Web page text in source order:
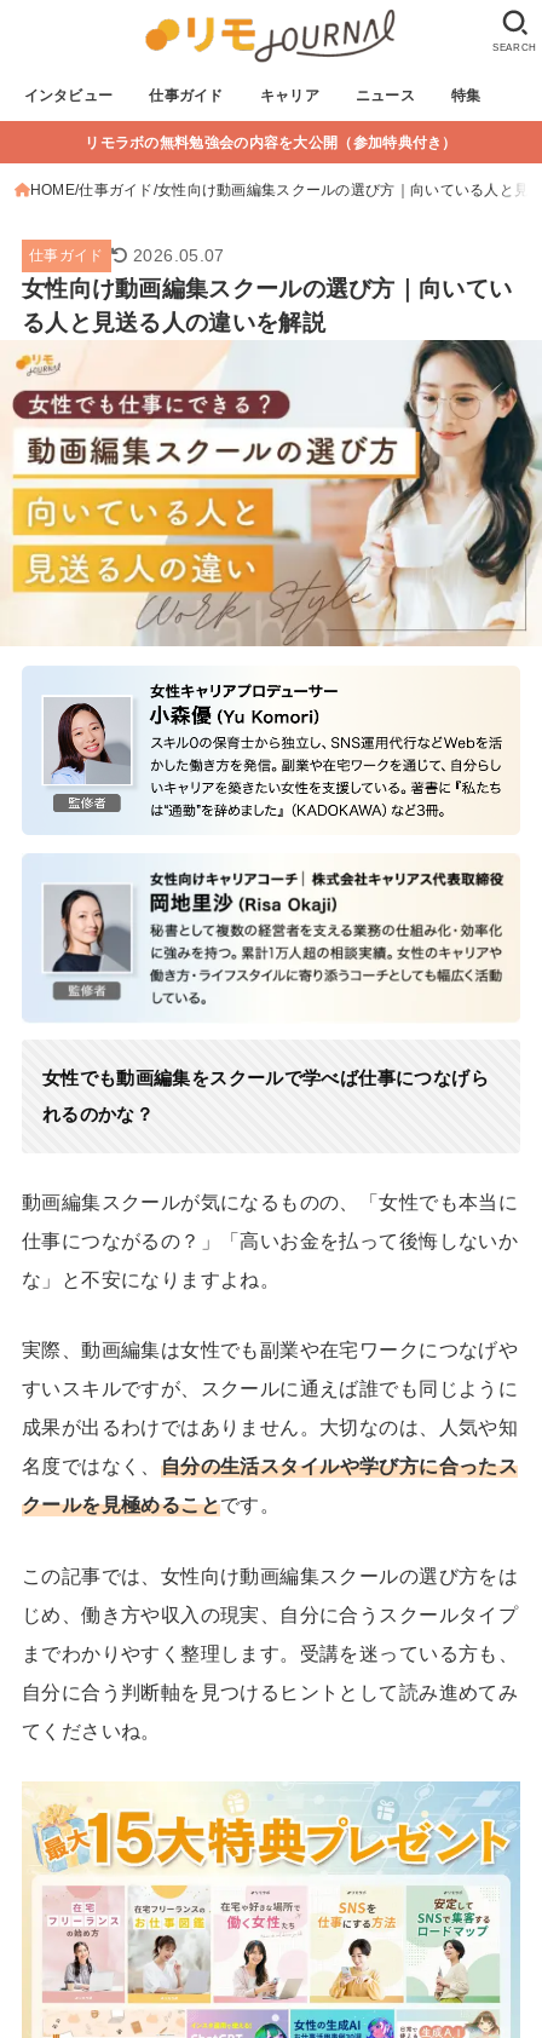
インタビュー 仕事ガイド キャリア ニュース 特集
SEARCH
リモラボの無料勉強会の内容を大公開（参加特典付き）
HOME 仕事ガイド 女性向け動画編集スクールの選び方｜向いている人と見
仕事ガイド 2026.05.07
女性向け動画編集スクールの選び方｜向いてい
る人と見送る人の違いを解説
女性でも動画編集をスクールで学べば仕事につなげら
れるのかな？
動画編集スクールが気になるものの、「女性でも本当に
仕事につながるの？」「高いお金を払って後悔しないか
な」と不安になりますよね。
実際、動画編集は女性でも副業や在宅ワークにつなげや
すいスキルですが、スクールに通えば誰でも同じように
成果が出るわけではありません。大切なのは、人気や知
名度ではなく、 自分の生活スタイルや学び方に合ったス
クールを見極めることです。
この記事では、女性向け動画編集スクールの選び方をは
じめ、働き方や収入の現実、自分に合うスクールタイプ
までわかりやすく整理します。受講を迷っている方も、
自分に合う判断軸を見つけるヒントとして読み進めてみ
てくださいね。